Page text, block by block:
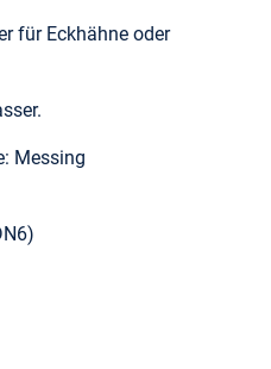
für Eckhähne oder
Messing